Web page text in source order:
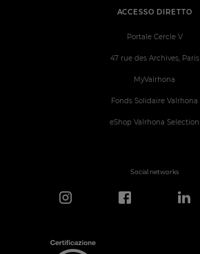
ACCESSO DIRETTO
Portale Cercle V
47 rue des Archives, Paris
MyValrhona
Fonds Solidaire Valrhona
eShop Valrhona Selection
Social networks